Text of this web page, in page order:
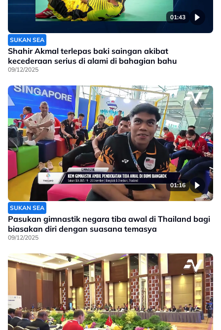
01:43
SUKAN SEA
Shahir Akmal terlepas baki saingan akibat
kecederaan serius di alami di bahagian bahu
09/12/2025
01:16
SUKAN SEA
Pasukan gimnastik negara tiba awal di Thailand bagi
biasakan diri dengan suasana temasya
09/12/2025